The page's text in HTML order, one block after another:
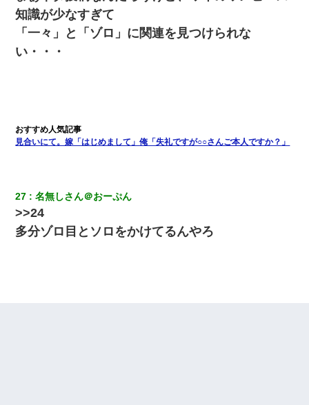
知識が少なすぎて
「一々」と「ゾロ」に関連を見つけられな
い・・・
見合いにて。嫁「はじめまして」俺「失礼ですが○○さんご本人ですか？」
27 名無しさん＠おーぷん
>>24
多分ゾロ目とソロをかけてるんやろ